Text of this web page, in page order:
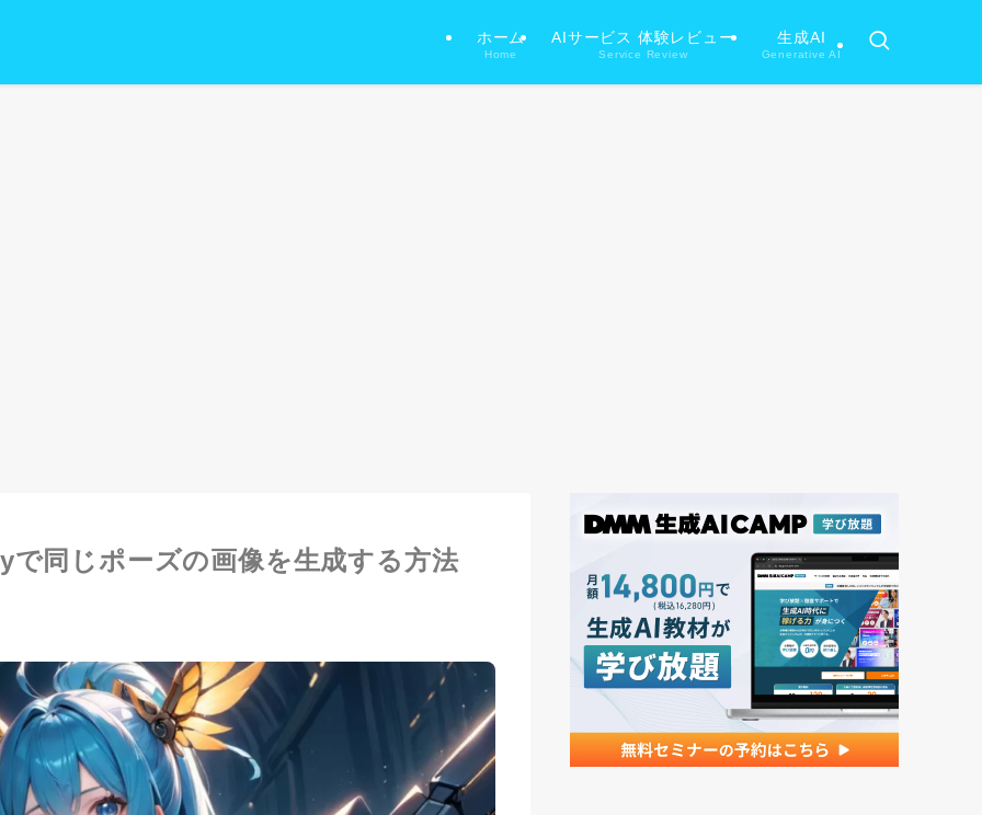
ホーム
Home
AIサービス 体験レビュー
Service Review
生成AI
Generative AI
同じポーズの画像を生成する方法